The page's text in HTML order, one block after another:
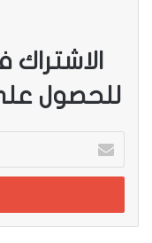
الاشتراك
للحصول
خ
ب